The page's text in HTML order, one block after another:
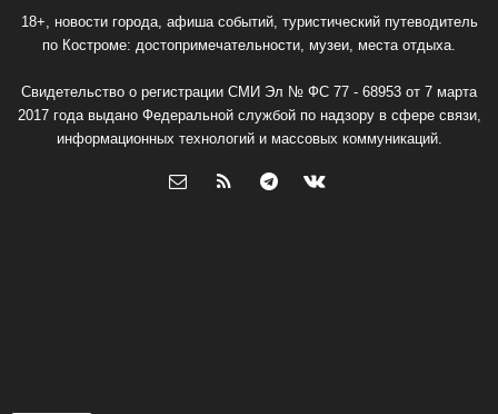
18+, новости города, афиша событий, туристический путеводитель
по Костроме: достопримечательности, музеи, места отдыха.
Свидетельство о регистрации СМИ Эл № ФС 77 - 68953 от 7 марта
2017 года выдано Федеральной службой по надзору в сфере связи,
информационных технологий и массовых коммуникаций.